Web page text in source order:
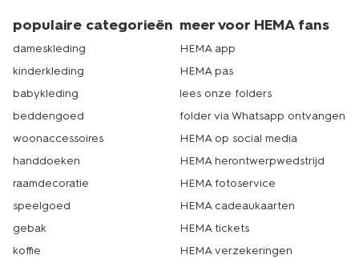
populaire categorieën
dameskleding
kinderkleding
babykleding
beddengoed
woonaccessoires
handdoeken
raamdecoratie
speelgoed
gebak
koffie
meer voor HEMA fans
HEMA app
HEMA pas
lees onze folders
folder via Whatsapp ontvangen
HEMA op social media
HEMA herontwerpwedstrijd
HEMA fotoservice
HEMA cadeaukaarten
HEMA tickets
HEMA verzekeringen